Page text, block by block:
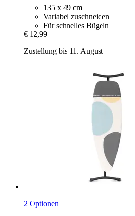
135 x 49 cm
Variabel zuschneiden
Für schnelles Bügeln
€ 12,99
Zustellung bis 11. August
2 Optionen